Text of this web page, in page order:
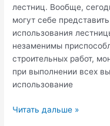
лестниц. Вообще,
могут себе
использования
незаменимы
строительных работ,
при выполнении всех
использование
Купить
Читать дальше »